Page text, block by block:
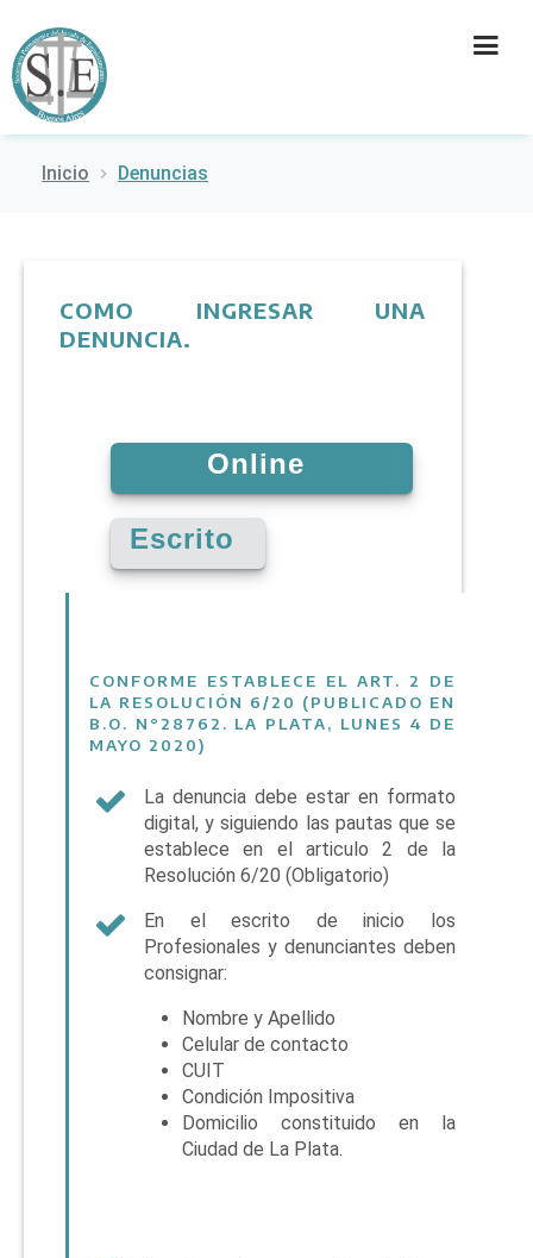
INSTITUCIÓN
PRENSA
Inicio Denuncias
COMO INGRESAR UNA
DENUNCIA.
Online
Escrito
CONFORME ESTABLECE EL ART. 2 DE
LA RESOLUCIÓN 6/20 (PUBLICADO EN
B.O. N°28762. LA PLATA, LUNES 4 DE
MAYO 2020)
La denuncia debe estar en formato
digital, y siguiendo las pautas que se
establece en el articulo 2 de la
Resolución 6/20 (Obligatorio)
En el escrito de inicio los
Profesionales y denunciantes deben
consignar:
Nombre y Apellido
Celular de contacto
CUIT
Condición Impositiva
Domicilio constituido en la
Ciudad de La Plata.